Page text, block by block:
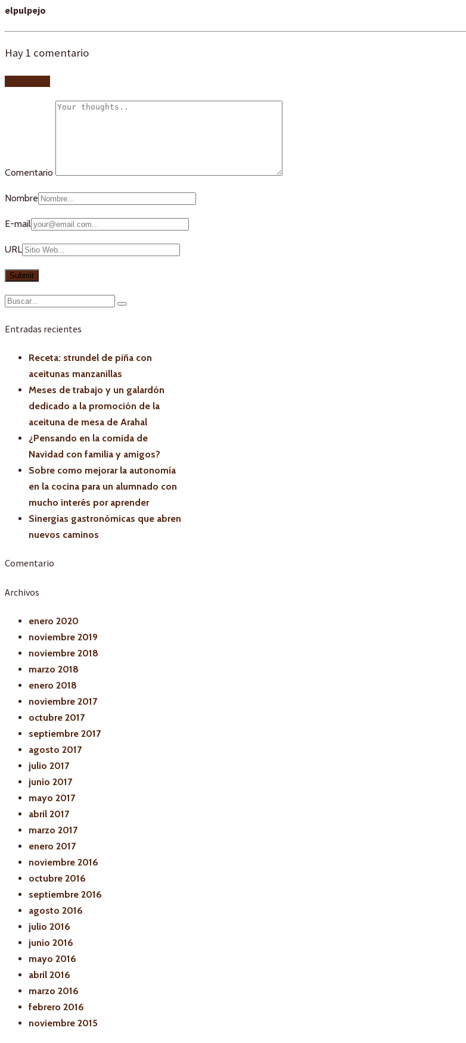
elpulpejo
Hay 1 comentario
Comentario
Nombre
E-mail
URL
Entradas recientes
Receta: strundel de piña con
aceitunas manzanillas
Meses de trabajo y un galardón
dedicado a la promoción de la
aceituna de mesa de Arahal
¿Pensando en la comida de
Navidad con familia y amigos?
Sobre como mejorar la autonomía
en la cocina para un alumnado con
mucho interés por aprender
Sinergias gastronómicas que abren
nuevos caminos
Comentario
Archivos
enero 2020
noviembre 2019
noviembre 2018
marzo 2018
enero 2018
noviembre 2017
octubre 2017
septiembre 2017
agosto 2017
julio 2017
junio 2017
mayo 2017
abril 2017
marzo 2017
enero 2017
noviembre 2016
octubre 2016
septiembre 2016
agosto 2016
julio 2016
junio 2016
mayo 2016
abril 2016
marzo 2016
febrero 2016
noviembre 2015